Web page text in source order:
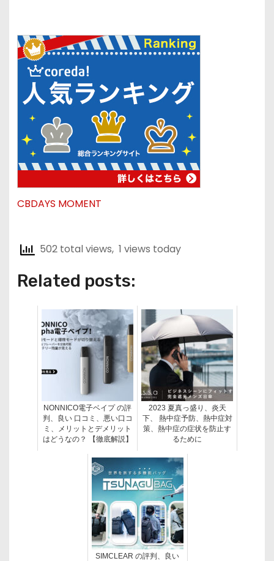
CBDAYS MOMENT
502 total views, 1 views today
Related posts:
NONNICO電子ベイプ の評
判、良い 口コミ、悪い口コ
ミ、メリットとデメリット
はどうなの？ 【徹底解説】
2023 夏真っ盛り、炎天
下、 熱中症予防、熱中症対
策、熱中症の症状を防止す
るために
SIMCLEAR の評判、良い